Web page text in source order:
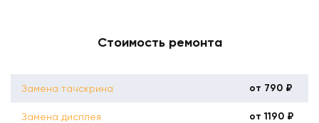
Стоимость ремонта
Замена тачскрина от 790 ₽
Замена дисплея от 1190 ₽